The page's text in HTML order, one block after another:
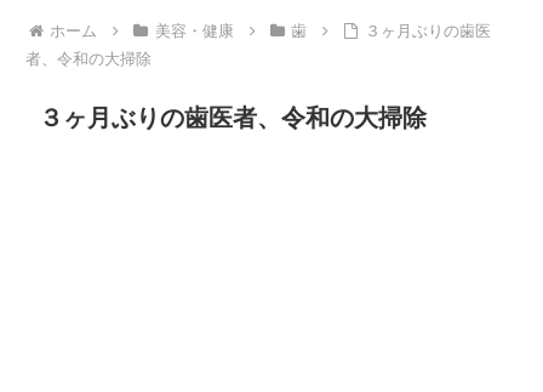
ホーム 美容・健康 歯
３ヶ月ぶりの歯医
者、令和の大掃除
３ヶ月ぶりの歯医者、令和の大掃除